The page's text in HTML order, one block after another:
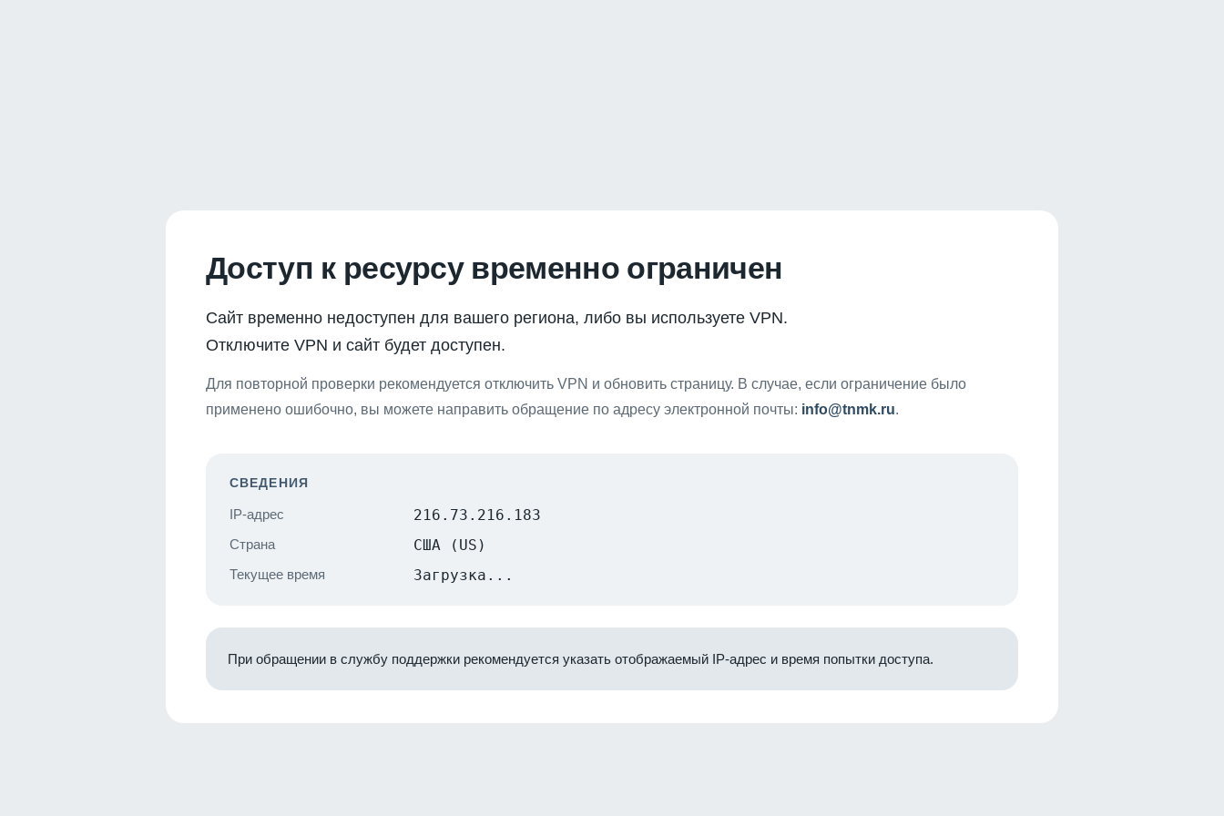
Доступ к ресурсу временно ограничен
Сайт временно недоступен для вашего региона, либо вы используете VPN.
Отключите VPN и сайт будет доступен.
Для повторной проверки рекомендуется отключить VPN и обновить страницу. В случае, если ограничение было
применено ошибочно, вы можете направить обращение по адресу электронной почты: info@tnmk.ru.
СВЕДЕНИЯ
IP-адрес 216.73.216.183
Страна США (US)
Текущее время Загрузка...
При обращении в службу поддержки рекомендуется указать отображаемый IP-адрес и время попытки доступа.